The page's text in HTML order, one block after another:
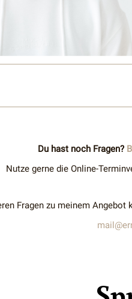
Du hast noch Fragen?
Nutze gerne die Online-
Fragen zu meinem